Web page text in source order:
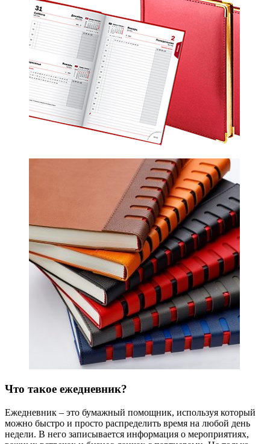
Что такое ежедневник?
Ежедневник – это бумажный помощник, используя который
можно быстро и просто распределить время на любой день
недели. В него записывается информация о мероприятиях,